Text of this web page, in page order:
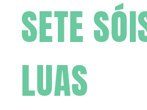
SETE
LUAS